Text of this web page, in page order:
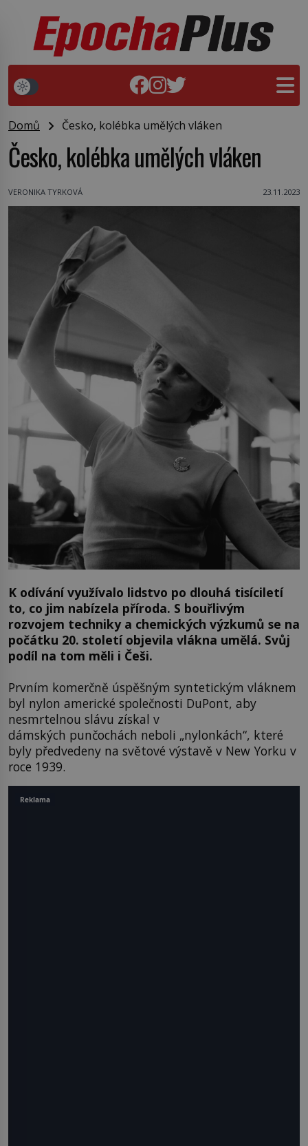
Domů Česko, kolébka umělých vláken
Česko, kolébka umělých vláken
VERONIKA TYRKOVÁ 23.11.2023
K odívání využívalo lidstvo po dlouhá tisíciletí
to, co jim nabízela příroda. S bouřlivým
rozvojem techniky a chemických výzkumů se na
počátku 20. století objevila vlákna umělá. Svůj
podíl na tom měli i Češi.
Prvním komerčně úspěšným syntetickým vláknem
byl nylon americké společnosti DuPont, aby
nesmrtelnou slávu získal v
dámských punčochách neboli „nylonkách“, které
byly předvedeny na světové výstavě v New Yorku v
roce 1939.
Reklama